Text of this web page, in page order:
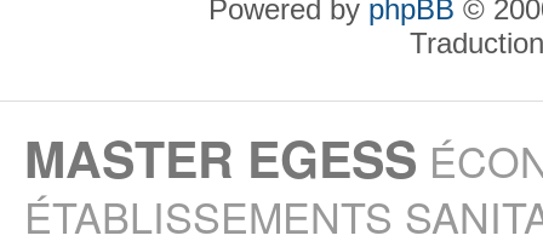
Powered by phpBB ©
MASTER EGESS
ÉTABLISSEMENTS